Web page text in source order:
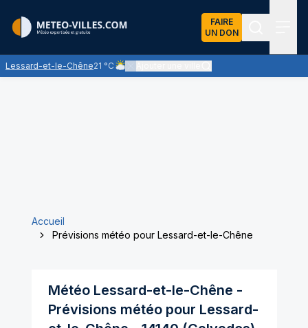
FAIRE
UN DON
Lessard-et-le-Chêne21 °C
Ciel nuageux - les éclaircies et les nuages se
Accueil
Prévisions météo pour Lessard-et-le-Chêne
Météo Lessard-et-le-Chêne -
Prévisions météo pour Lessard-